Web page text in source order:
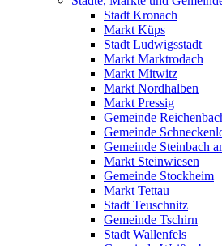
Stadt Kronach
Markt Küps
Stadt Ludwigsstadt
Markt Marktrodach
Markt Mitwitz
Markt Nordhalben
Markt Pressig
Gemeinde
Gemeinde
Gemeinde Steinbach
Markt Steinwiesen
Gemeinde Stockheim
Markt Tettau
Stadt Teuschnitz
Gemeinde Tschirn
Stadt Wallenfels